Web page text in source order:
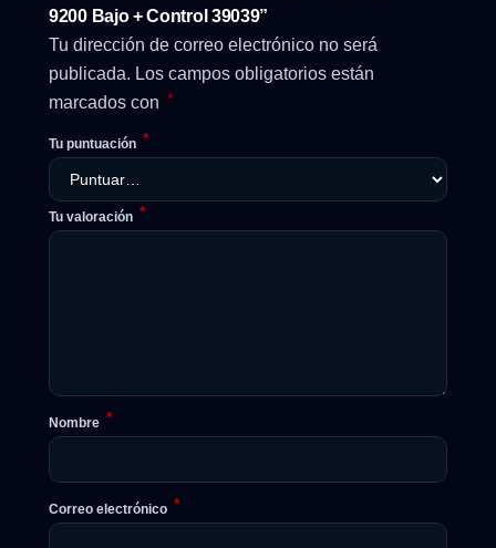
9200 Bajo + Control 39039”
Tu dirección de correo electrónico no será
publicada. Los campos obligatorios están
marcados con *
Tu puntuación *
Tu valoración *
Nombre *
Correo electrónico *